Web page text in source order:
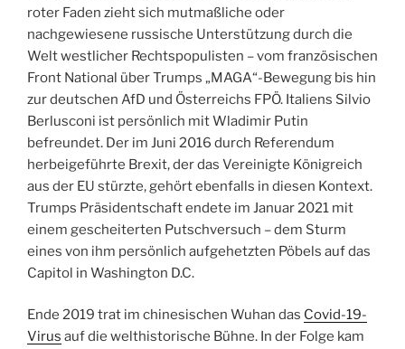
roter Faden zieht sich mutmaßliche oder
nachgewiesene russische Unterstützung durch die
Welt westlicher Rechtspopulisten – vom französischen
Front National über Trumps „MAGA“-Bewegung bis hin
zur deutschen AfD und Österreichs FPÖ. Italiens Silvio
Berlusconi ist persönlich mit Wladimir Putin
befreundet. Der im Juni 2016 durch Referendum
herbeigeführte Brexit, der das Vereinigte Königreich
aus der EU stürzte, gehört ebenfalls in diesen Kontext.
Trumps Präsidentschaft endete im Januar 2021 mit
einem gescheiterten Putschversuch – dem Sturm
eines von ihm persönlich aufgehetzten Pöbels auf das
Capitol in Washington D.C.
Ende 2019 trat im chinesischen Wuhan das Covid-19-
Virus auf die welthistorische Bühne. In der Folge kam